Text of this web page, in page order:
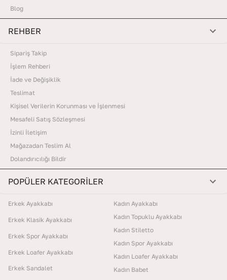
Blog
REHBER
Sipariş Takip
İşlem Rehberi
İade ve Değişiklik
Teslimat
Kişisel Verilerin Korunması ve İşlenmesi
Mesafeli Satış Sözleşmesi
İzinli İletişim
Mağazadan Teslim Al
Dolandırıcılığı Bildir
POPÜLER KATEGORİLER
Erkek Ayakkabı
Erkek Klasik Ayakkabı
Erkek Spor Ayakkabı
Erkek Loafer Ayakkabı
Erkek Sandalet
Kadın Ayakkabı
Kadın Topuklu Ayakkabı
Kadın Stiletto
Kadın Spor Ayakkabı
Kadın Loafer Ayakkabı
Kadın Babet